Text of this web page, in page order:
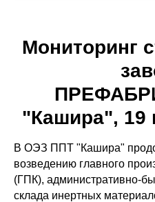
Мониторинг
"Кашира", 19
В ОЭЗ ППТ "Кашира"
возведению главного
(ГПК), административно-
склада инертных